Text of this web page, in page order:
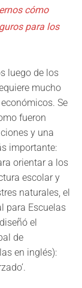
cómo
para los
luego de los
mucho
Se
fueron
y una
importante:
orientar a los
escolar y
naturales, el
para Escuelas
el
de
en inglés):